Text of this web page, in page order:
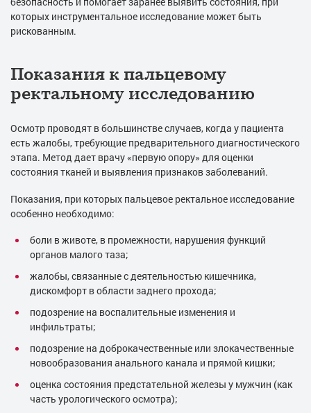
которых инструментальное исследование может быть
рискованным.
Показания к пальцевому
ректальному исследованию
Осмотр проводят в большинстве случаев, когда у пациента
есть жалобы, требующие предварительного диагностического
этапа. Метод дает врачу «первую опору» для оценки
состояния тканей и выявления признаков заболеваний.
Показания, при которых пальцевое ректальное исследование
особенно необходимо:
боли в животе, в промежности, нарушения функций
органов малого таза;
жалобы, связанные с деятельностью кишечника,
дискомфорт в области заднего прохода;
подозрение на воспалительные изменения и
инфильтраты;
подозрение на доброкачественные или злокачественные
новообразования анального канала и прямой кишки;
оценка состояния предстательной железы у мужчин (как
часть урологического осмотра);